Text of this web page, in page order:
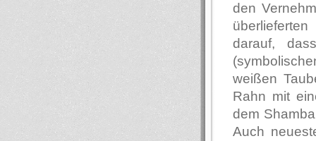
den
darauf,
weißen
Rahn mit
dem
Auch